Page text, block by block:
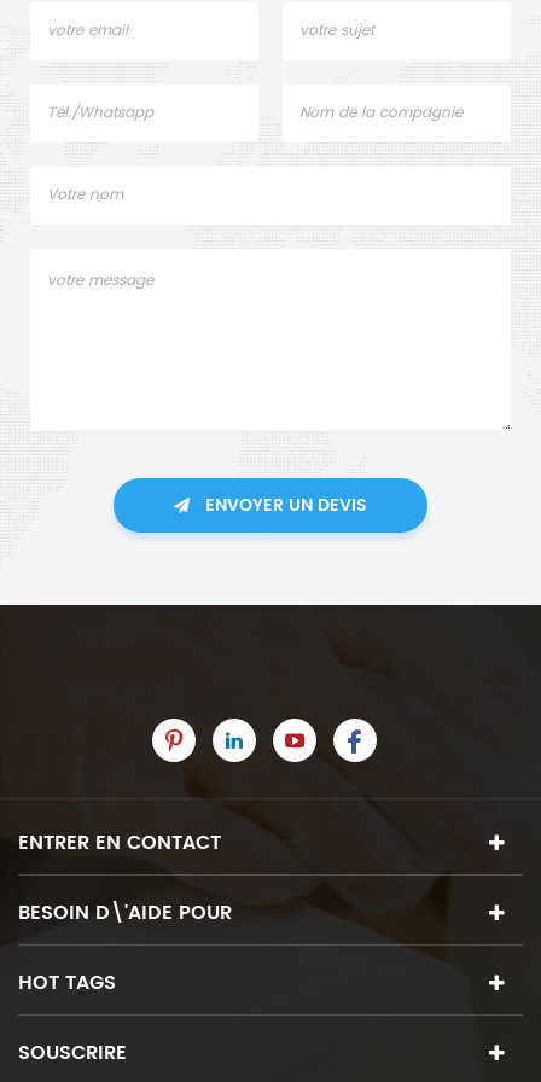
ENVOYER UN DEVIS
ENTRER EN CONTACT
BESOIN D\'AIDE POUR
HOT TAGS
SOUSCRIRE